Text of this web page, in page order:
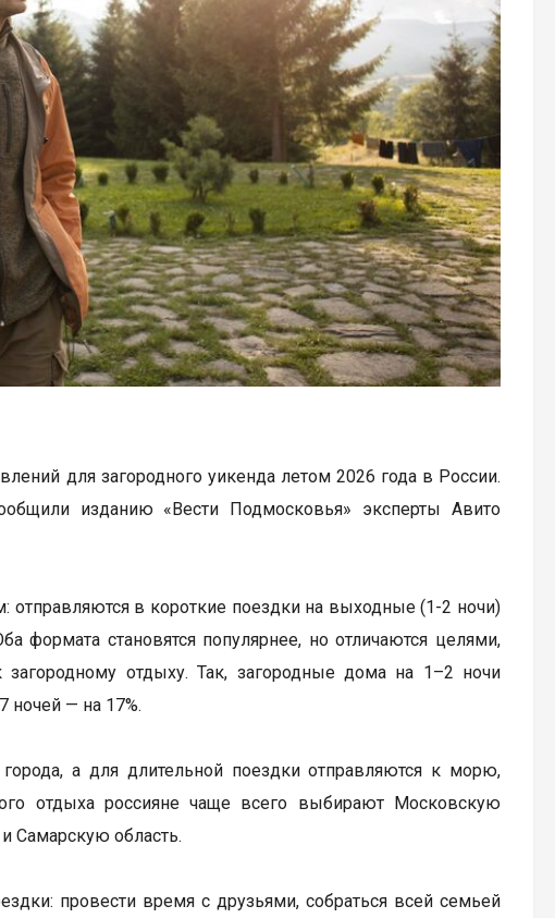
для загородного уикенда летом 2026 года в России.
изданию «Вести Подмосковья» эксперты Авито
в короткие поездки на выходные (1-2 ночи)
становятся популярнее, но отличаются целями,
отдыху. Так, загородные дома на 1–2 ночи
ночей — на 17%.
а для длительной поездки отправляются к морю,
отдыха россияне чаще всего выбирают Московскую
Самарскую область.
провести время с друзьями, собраться всей семьей